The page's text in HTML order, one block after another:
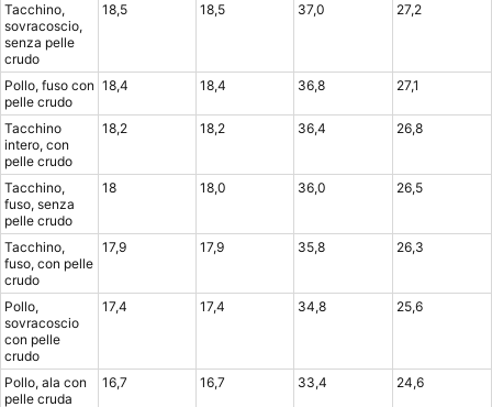
Tacchino,
sovracoscio,
senza pelle
crudo
18,5 18,5 37,0 27,2
Pollo, fuso con
pelle crudo
18,4 18,4 36,8 27,1
Tacchino
intero, con
pelle crudo
18,2 18,2 36,4 26,8
Tacchino,
fuso, senza
pelle crudo
18 18,0 36,0 26,5
Tacchino,
fuso, con pelle
crudo
17,9 17,9 35,8 26,3
Pollo,
sovracoscio
con pelle
crudo
17,4 17,4 34,8 25,6
Pollo, ala con
pelle cruda
16,7 16,7 33,4 24,6